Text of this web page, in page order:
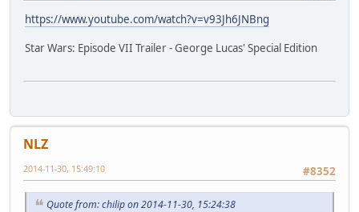
https://www.youtube.com/watch?v=v93Jh6JNBng
Star Wars: Episode VII Trailer - George Lucas' Special Edition
NLZ
#8352
2014-11-30, 15:49:10
Quote from: chilip on 2014-11-30, 15:24:38